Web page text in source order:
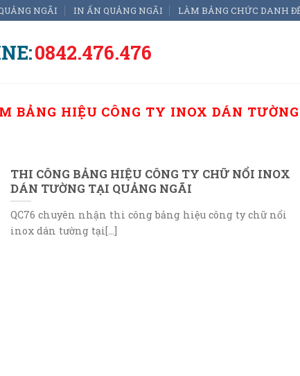
NGÃI IN ẤN QUẢNG NGÃI LÀM BẢNG CHỨC DANH
0842.476.476
BẢNG HIỆU CÔNG TY INOX DÁN
THI CÔNG BẢNG HIỆU CÔNG TY CHỮ NỔI INOX
DÁN TƯỜNG TẠI QUẢNG NGÃI
QC76 chuyên nhận thi công bảng hiệu công ty chữ nổi
inox dán tường tại[...]